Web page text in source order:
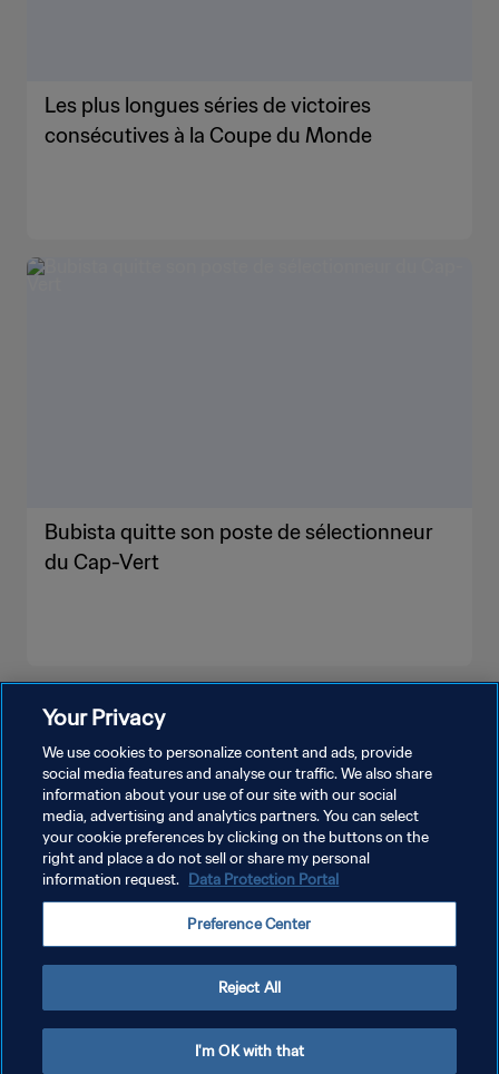
Les plus longues séries de victoires
consécutives à la Coupe du Monde
Bubista quitte son poste de sélectionneur
du Cap-Vert
POLITIQUE DE CONFIDENTIALITÉ
CONDITIONS D'UTILISATION
GÉRER VOS PRÉFÉRENCES SUR LES COOKIES
Copyright © 1994 - 2026 FIFA. Tous droits réservés.
Your Privacy
We use cookies to personalize content and ads, provide
social media features and analyse our traffic. We also share
information about your use of our site with our social
media, advertising and analytics partners. You can select
your cookie preferences by clicking on the buttons on the
right and place a do not sell or share my personal
information request. Data Protection Portal
Preference Center
Reject All
I'm OK with that